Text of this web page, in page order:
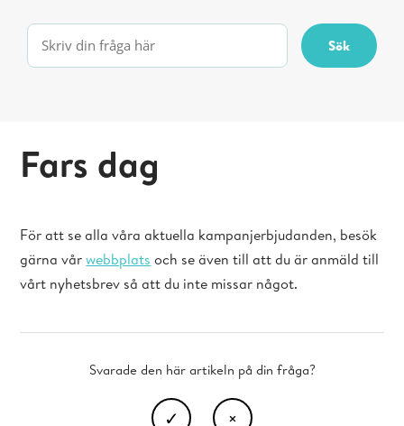
Fars dag
För att se alla våra aktuella kampanjerbjudanden, besök
gärna vårwebbplats och se även till att du är anmäld till
vårt nyhetsbrev så att du inte missar något.
Svarade den här artikeln på din fråga?